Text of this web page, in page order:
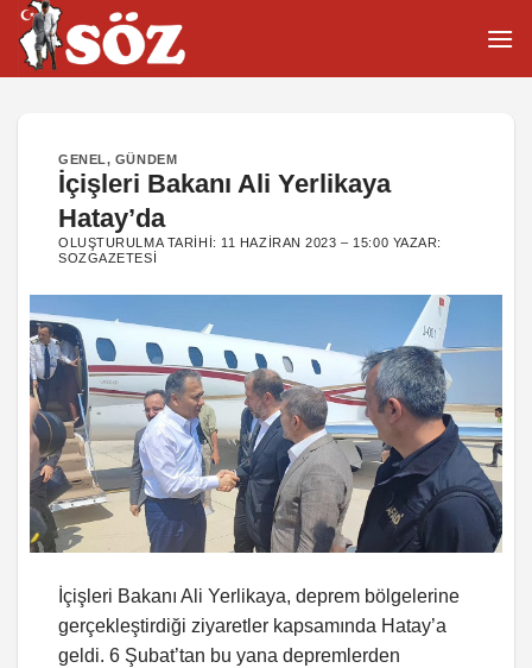
İçeriğe
atla
GENEL, GÜNDEM
İçişleri Bakanı Ali Yerlikaya
Hatay’da
OLUŞTURULMA TARIHI: 11 HAZIRAN 2023 – 15:00 YAZAR:
SOZGAZETESI
İçişleri Bakanı Ali Yerlikaya, deprem bölgelerine
gerçekleştirdiği ziyaretler kapsamında Hatay’a
geldi. 6 Şubat’tan bu yana depremlerden